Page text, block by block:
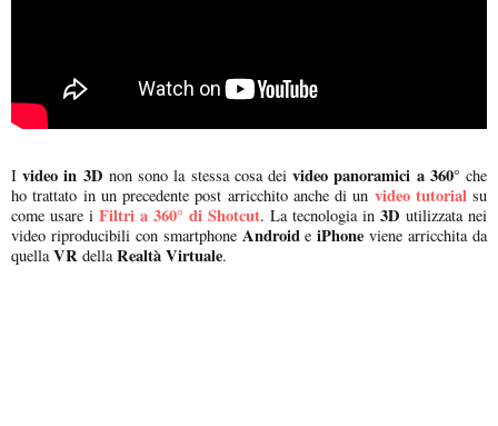
Ivideo in 3D non sono la stessa cosa deivideo panoramici a 360° che
ho trattato in un precedente post arricchito anche di un video tutorial su
come usare i Filtri a 360° di Shotcut. La tecnologia in 3D utilizzata nei
video riproducibili con smartphone Android eiPhoneviene arricchita da
quella VR della Realtà Virtuale.